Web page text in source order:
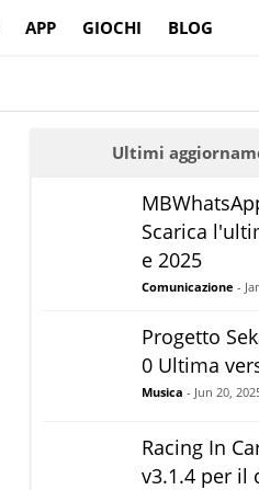
APP GIOCHI BLOG
Ultimi
Scarica
e 2025
Comunicazione -
Progetto
0 Ultima
Musica - Jun 20,
Racing In
v3.1.4 per il